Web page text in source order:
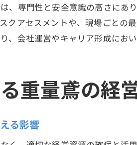
資格取得で広がる重量鳶のキャ
重量鳶の資格取得がキャリ
とび仕事で活躍できる重量
重量鳶が資格取得で得られ
とび建築分野で有利な重量
現場で役立つ重量鳶の安全管理
、専門性と安全意識の高さにあ
クアセスメントや、現場ごとの
会社運営やキャリア形成にお
重量鳶の経
る影響